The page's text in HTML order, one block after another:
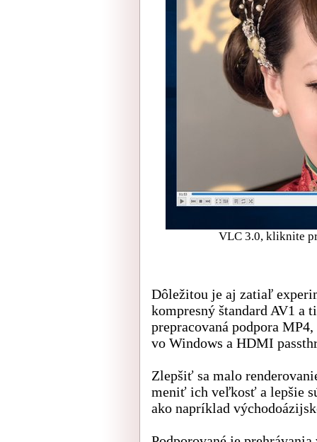
VLC 3.0, kliknite
Dôležitou je aj zatiaľ
kompresný štandard AV1 a
prepracovaná podpora
vo Windows a HDMI
Zlepšiť sa malo
meniť ich veľkosť a lepšie
ako napríklad